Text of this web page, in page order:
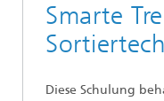
Smarte
Diese Schulung